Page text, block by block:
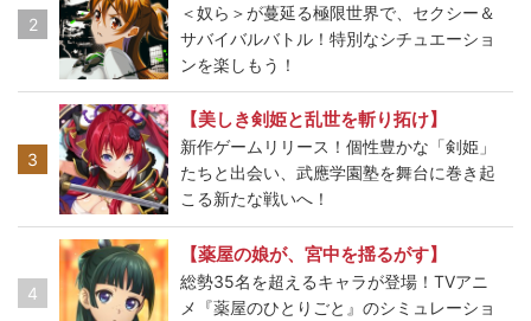
2
＜奴ら＞が蔓延る極限世界で、セクシー＆
サバイバルバトル！特別なシチュエーショ
ンを楽しもう！
3
【美しき剣姫と乱世を斬り拓け】
新作ゲームリリース！個性豊かな「剣姫」
たちと出会い、武應学園塾を舞台に巻き起
こる新たな戦いへ！
4
【薬屋の娘が、宮中を揺るがす】
総勢35名を超えるキャラが登場！TVアニ
メ『薬屋のひとりごと』のシミュレーショ